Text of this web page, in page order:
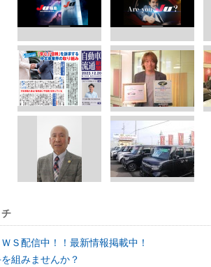
Ｓ配信中！！最新情報掲載中！
組みませんか？